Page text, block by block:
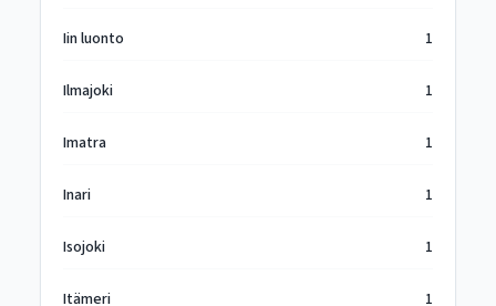
Iin luonto 1
Ilmajoki 1
Imatra 1
Inari 1
Isojoki 1
Itämeri 1